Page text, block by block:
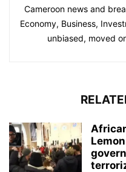
Cameroon news and
Economy, Business,
unbiased, moved